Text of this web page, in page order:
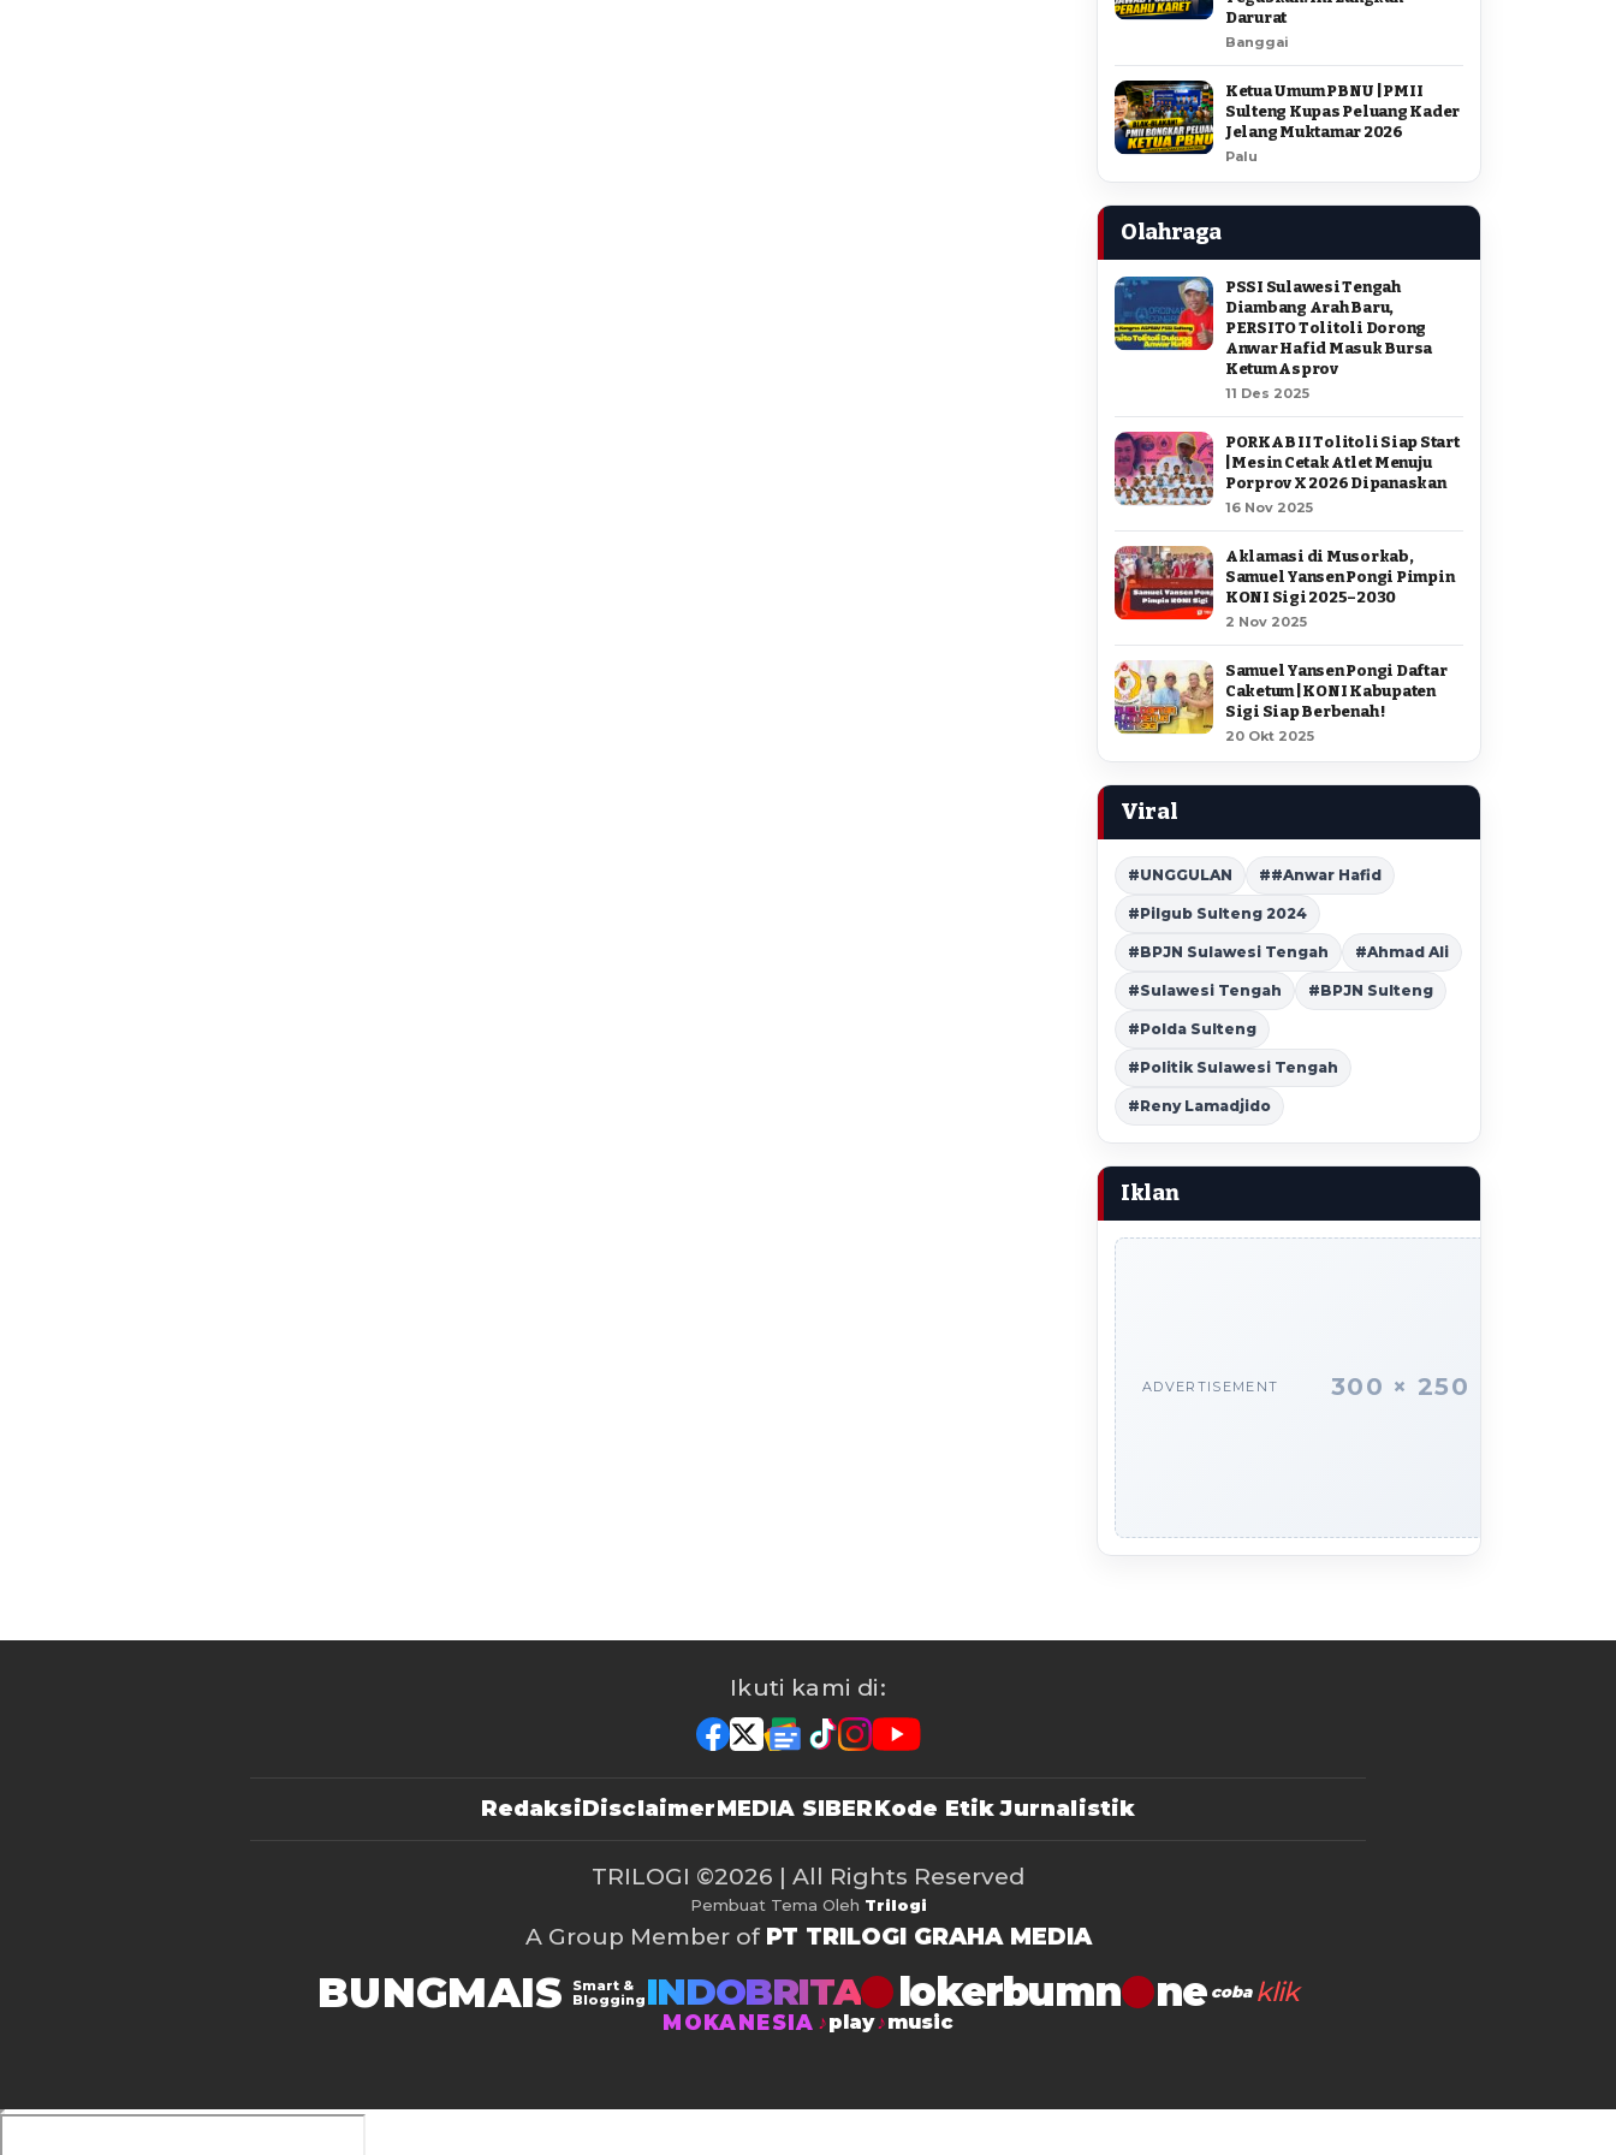
Darurat
Banggai
Ketua Umum PBNU | PMII
Sulteng Kupas Peluang Kader
Jelang Muktamar 2026
Palu
Olahraga
PSSI Sulawesi Tengah
Diambang Arah Baru,
PERSITO Tolitoli Dorong
Anwar Hafid Masuk Bursa
Ketum Asprov
11 Des 2025
PORKAB II Tolitoli Siap Start
| Mesin Cetak Atlet Menuju
Porprov X 2026 Dipanaskan
16 Nov 2025
Aklamasi di Musorkab,
Samuel Yansen Pongi Pimpin
KONI Sigi 2025–2030
2 Nov 2025
Samuel Yansen Pongi Daftar
Caketum | KONI Kabupaten
Sigi Siap Berbenah !
20 Okt 2025
Viral
#UNGGULAN ##Anwar Hafid
#Pilgub Sulteng 2024
#BPJN Sulawesi Tengah #Ahmad Ali
#Sulawesi Tengah #BPJN Sulteng
#Polda Sulteng
#Politik Sulawesi Tengah
#Reny Lamadjido
Iklan
ADVERTISEMENT 300 × 250
Ikuti kami di:
RedaksiDisclaimerMEDIA SIBERKode Etik Jurnalistik
TRILOGI ©2026 | All Rights Reserved
Pembuat Tema Oleh Trilogi
A Group Member of PT TRILOGI GRAHA MEDIA
BUNGMAIS
Smart &
Blogging INDOBRITA lokerbumn coba klik
MOKANESIA play music